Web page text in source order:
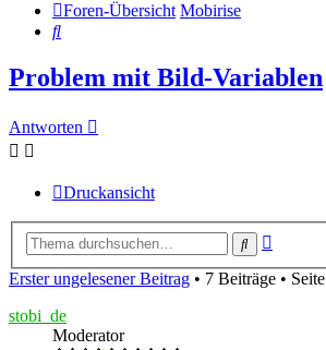
Foren-Übersicht Mobirise
Suche
Problem mit Bild-Variablen
Antworten
Druckansicht
Suche
Erster ungelesener Beitrag • 7 Beiträge • Seite
stobi_de
Moderator